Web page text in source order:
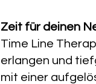
Zeit für deinen
Time Line
erlangen und
mit einer